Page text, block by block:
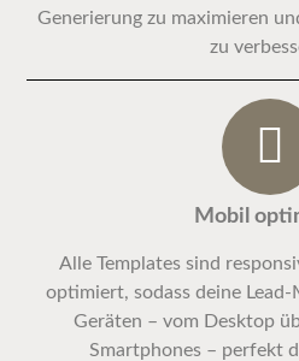
Generierung zu maximieren
zu
Mobil
Alle Templates sind
optimiert, sodass deine
Geräten – vom Desktop
Smartphones – perfekt